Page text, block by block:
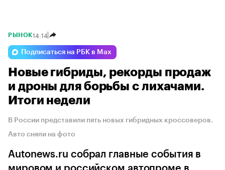
РЫНОК14:14
Подписаться на РБК в Max
Новые гибриды, рекорды продаж
и дроны для борьбы с лихачами.
Итоги недели
В России представили пять новых гибридных кроссоверов.
Авто сняли на фото
Autonews.ru собрал главные события в